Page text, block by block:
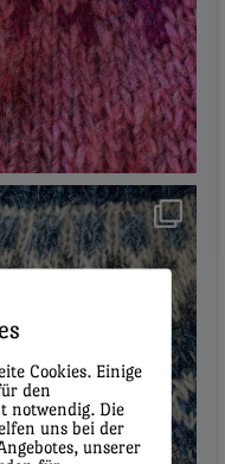
Cookies. Einige
den
notwendig. Die
uns bei der
unserer